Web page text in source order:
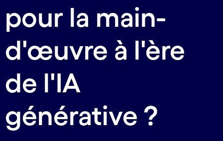
pour la main-
d'œuvre à l'ère
de l'IA
générative ?